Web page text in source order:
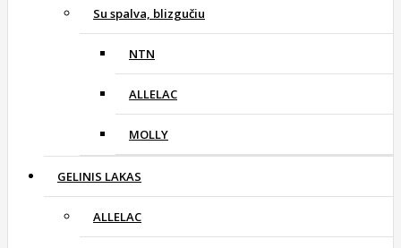
Su spalva, blizgučiu
NTN
ALLELAC
MOLLY
GELINIS LAKAS
ALLELAC